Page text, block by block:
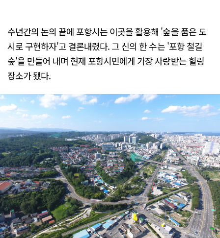
수년간의 논의 끝에 포항시는 이곳을 활용해 '숲을 품은 도
시로 구현하자'고 결론내렸다. 그 신의 한 수는 '포항 철길
숲'을 만들어 내며 현재 포항시민에게 가장 사랑받는 힐링
장소가 됐다.